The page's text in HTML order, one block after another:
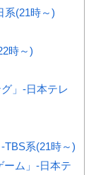
系(21時～)
時～)
」-日本テレ
TBS系(21時～)
ム」-日本テ